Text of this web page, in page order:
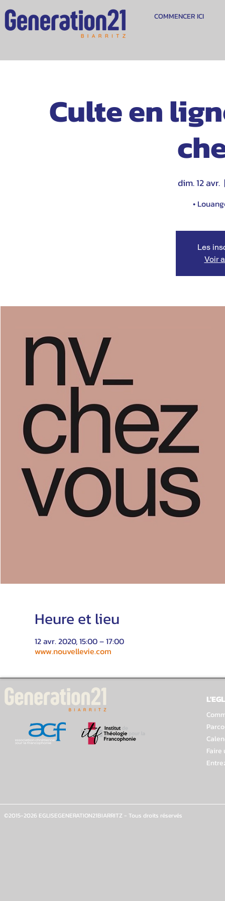
COMMENCER ICI
Culte en
dim. 12 avr.
•
Les
Voir
Heure et lieu
12 avr. 2020, 15:00 – 17:00
www.nouvellevie.com
Faire
©2015-2026 EGLISEGENERATION21BIARRITZ - Tous droits réservés